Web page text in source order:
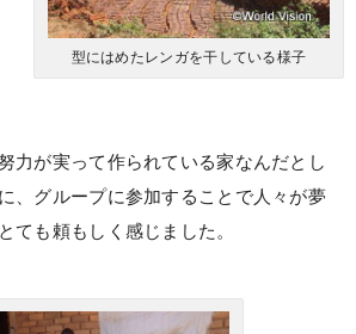
型にはめたレンガを干している様子
力が実って作られている家なんだとし
、グループに参加することで人々が夢
ても頼もしく感じました。